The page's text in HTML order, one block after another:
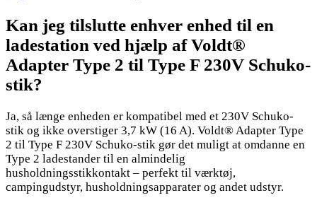
Kan jeg tilslutte enhver enhed til en
ladestation ved hjælp af Voldt®
Adapter Type 2 til Type F 230V Schuko-
stik?
Ja, så længe enheden er kompatibel med et 230V Schuko-
stik og ikke overstiger 3,7 kW (16 A). Voldt® Adapter Type
2 til Type F 230V Schuko-stik gør det muligt at omdanne en
Type 2 ladestander til en almindelig
husholdningsstikkontakt – perfekt til værktøj,
campingudstyr, husholdningsapparater og andet udstyr.